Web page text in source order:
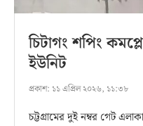
চিটাগং শপিং
ইউনিট
প্রকাশ: ১১ এপ্রিল ২০২৬, ১১:৩৮
চট্টগ্রামের দুই নম্বর গেট